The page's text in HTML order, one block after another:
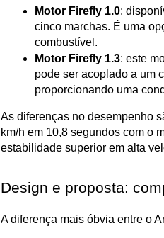
Motor Firefly 1.0:
cinco marchas. É uma
combustível.
Motor Firefly 1.3: este
pode ser acoplado a um
proporcionando uma
As diferenças no desempenho
km/h em 10,8 segundos com o
estabilidade superior em alta
Design e proposta:
A diferença mais óbvia entre o